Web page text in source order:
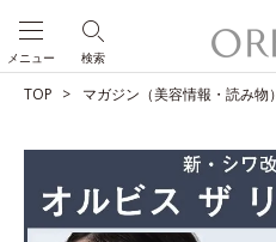
検索
メニュー
TOP マガジン（美容情報・読み物）